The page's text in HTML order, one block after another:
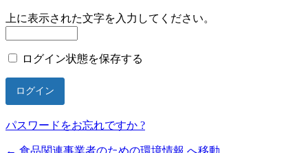
上に表示された文字を入力してください。
ログイン状態を保存する
パスワードをお忘れですか ?
← 食品関連事業者のための環境情報 へ移動